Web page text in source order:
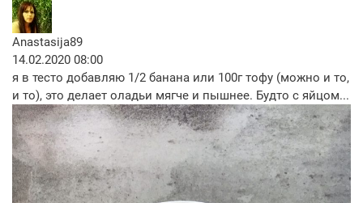
Anastasija89
14.02.2020 08:00
я в тесто добавляю 1/2 банана или 100г тофу (можно и то,
и то), это делает оладьи мягче и пышнее. Будто с яйцом...